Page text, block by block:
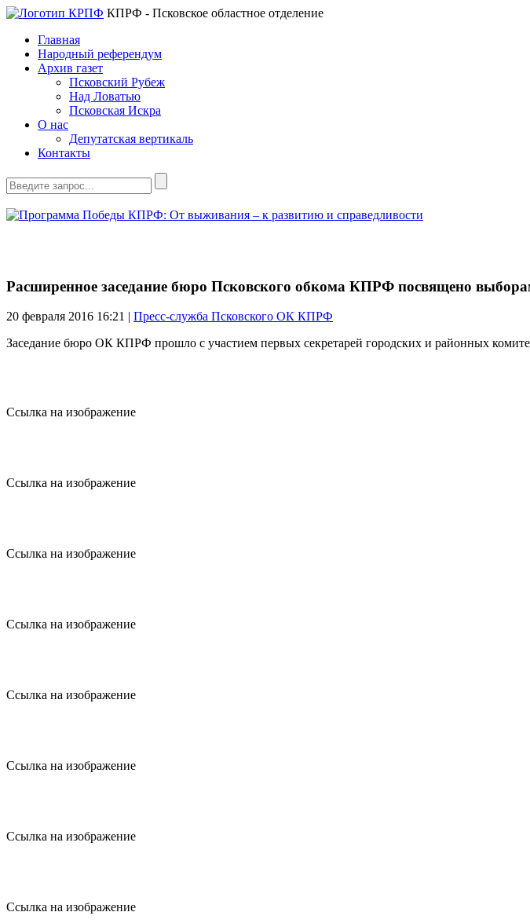
КПРФ - Псковское областное отделение
Главная
Народный референдум
Архив газет
Псковский Рубеж
Над Ловатью
Псковская Искра
О нас
Депутатская вертикаль
Контакты
Расширенное заседание бюро Псковского обкома КПРФ посвящено
20 февраля 2016 16:21 | Пресс-служба Псковского ОК КПРФ
Заседание бюро ОК КПРФ прошло с участием первых секретарей городских и районных
Ссылка на изображение
Ссылка на изображение
Ссылка на изображение
Ссылка на изображение
Ссылка на изображение
Ссылка на изображение
Ссылка на изображение
Ссылка на изображение